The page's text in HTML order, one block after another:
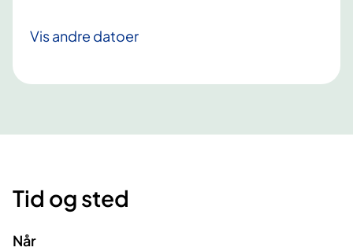
Vis andre datoer
Tid og sted
Når